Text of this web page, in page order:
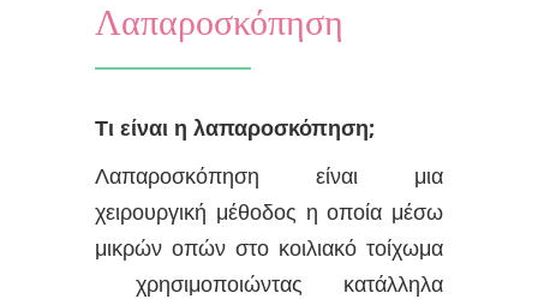
Λαπαροσκόπηση
Τι είναι η λαπαροσκόπηση;
Λαπαροσκόπηση είναι μια
χειρουργική μέθοδος η οποία μέσω
μικρών οπών στο κοιλιακό τοίχωμα
χρησιμοποιώντας κατάλληλα